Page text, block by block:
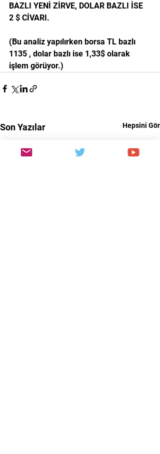
BAZLI YENİ ZİRVE, DOLAR BAZLI İSE
2 $ CİVARI.
(Bu analiz yapılırken borsa TL bazlı
1135 , dolar bazlı ise 1,33$ olarak
işlem görüyor.)
Son Yazılar Hepsini Gör